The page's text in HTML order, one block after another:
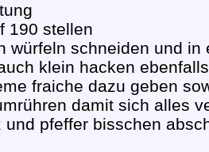
190 stellen
würfeln schneiden und in
klein hacken
fraiche dazu geben
damit sich alles
und pfeffer bisschen